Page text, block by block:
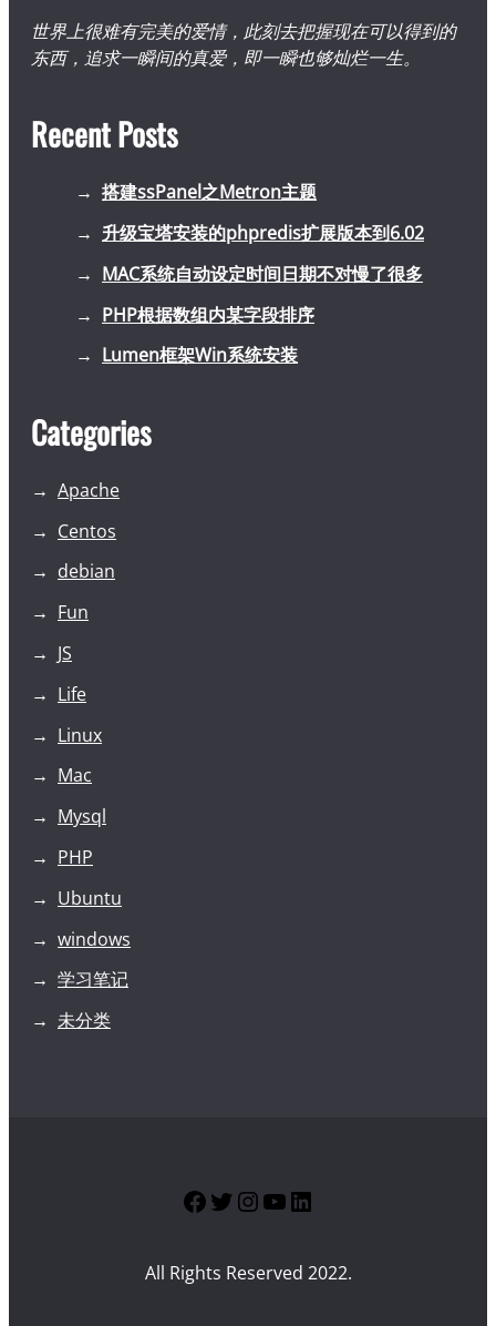
世界上很难有完美的爱情，此刻去把握现在可以得到的
东西，追求一瞬间的真爱，即一瞬也够灿烂一生。
Recent Posts
搭建ssPanel之Metron主题
升级宝塔安装的phpredis扩展版本到6.02
MAC系统自动设定时间日期不对慢了很多
PHP根据数组内某字段排序
Lumen框架Win系统安装
Categories
Apache
Centos
debian
Fun
JS
Life
Linux
Mac
Mysql
PHP
Ubuntu
windows
学习笔记
未分类
Facebook
Twitter
Instagram
YouTube
LinkedIn
All Rights Reserved 2022.